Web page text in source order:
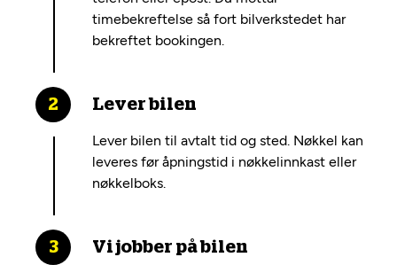
timebekreftelse så fort bilverkstedet har
bekreftet bookingen.
Lever bilen
Lever bilen til avtalt tid og sted. Nøkkel kan
leveres før åpningstid i nøkkelinnkast eller
nøkkelboks.
Vi jobber på bilen